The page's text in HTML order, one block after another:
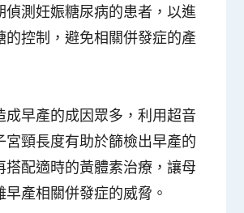
偵測妊娠糖尿病的患者，以進
的控制，避免相關併發症的產
成早產的成因眾多，利用超音
宮頸長度有助於篩檢出早產的
搭配適時的黃體素治療，讓母
早產相關併發症的威脅。